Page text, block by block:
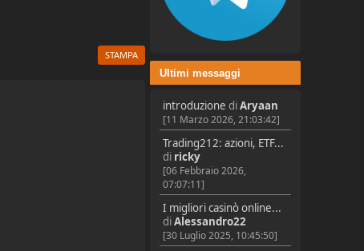
Ultimi messaggi
introduzione diAryaan
[11 Marzo 2026, 21:03:42]
Trading212: azioni, ETF...
di ricky
[06 Febbraio 2026,
07:07:11]
I migliori casinò online...
diAlessandro22
[30 Luglio 2025, 10:45:50]
STAMPA